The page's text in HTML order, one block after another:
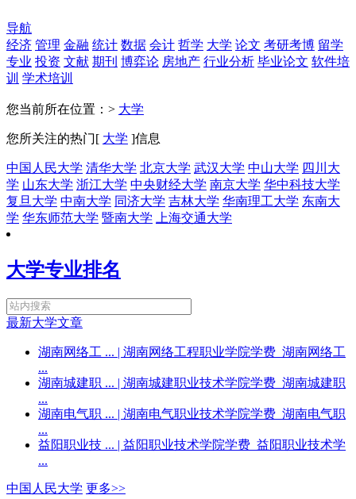
导航
经济 管理 金融 统计 数据 会计 哲学 大学 论文 考研考博 留学
专业 投资 文献 期刊 博弈论 房地产 行业分析 毕业论文 软件培
训 学术培训
您当前所在位置：> 大学
您所关注的热门[ 大学 ]信息
中国人民大学 清华大学 北京大学 武汉大学 中山大学 四川大
学 山东大学 浙江大学 中央财经大学 南京大学 华中科技大学
复旦大学 中南大学 同济大学 吉林大学 华南理工大学 东南大
学 华东师范大学 暨南大学 上海交通大学
大学专业排名
最新大学文章
湖南网络工 ... | 湖南网络工程职业学院学费_湖南网络工
...
湖南城建职 ... | 湖南城建职业技术学院学费_湖南城建职
...
湖南电气职 ... | 湖南电气职业技术学院学费_湖南电气职
...
益阳职业技 ... | 益阳职业技术学院学费_益阳职业技术学
...
中国人民大学 更多>>